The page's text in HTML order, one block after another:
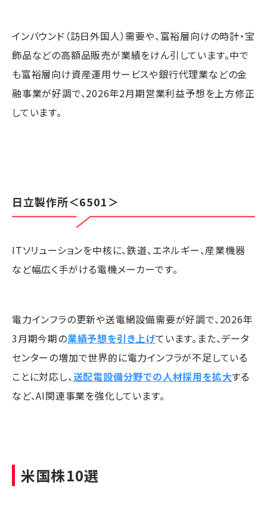
インバウンド（訪日外国人）需要や、富裕層向けの時計・宝
飾品などの高額品販売が業績をけん引しています。中で
も富裕層向け資産運用サービスや銀行代理業などの金
融事業が好調で、2026年2月期営業利益予想を上方修正
しています。
日立製作所＜6501＞
ITソリューションを中核に、鉄道、エネルギー、産業機器
など幅広く手がける電機メーカーです。
電力インフラの更新や送電網設備需要が好調で、2026年
3月期今期の業績予想を引き上げています。また、データ
センターの増加で世界的に電力インフラが不足している
ことに対応し、送配電設備分野での人材採用を拡大する
など、AI関連事業を強化しています。
米国株10選